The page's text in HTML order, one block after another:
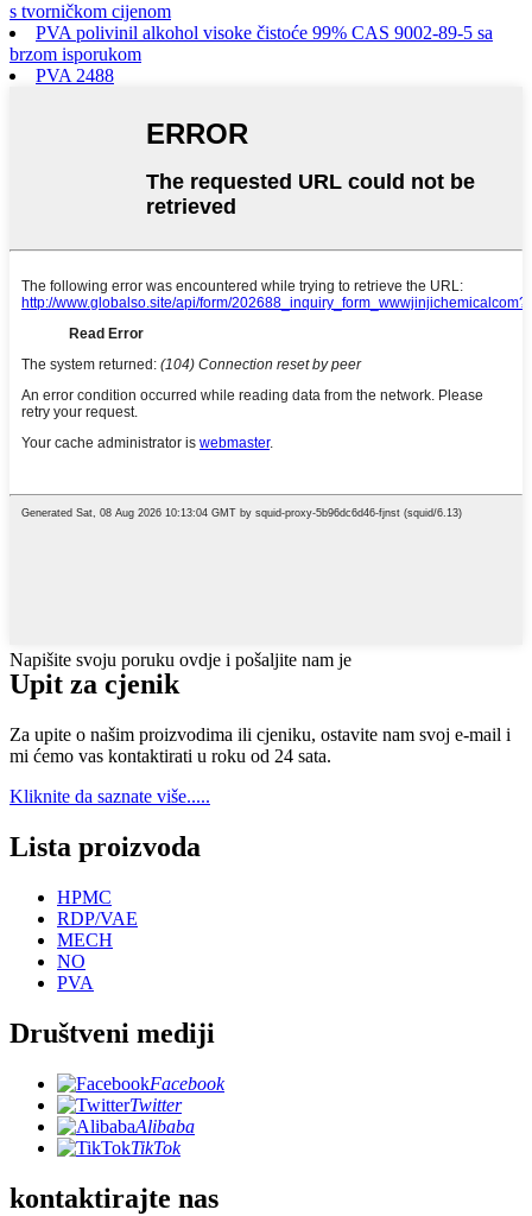
s tvorničkom cijenom
PVA polivinil alkohol visoke čistoće 99% CAS 9002-89-5 sa
brzom isporukom
PVA 2488
Napišite svoju poruku ovdje i pošaljite nam je
Upit za cjenik
Za upite o našim proizvodima ili cjeniku, ostavite nam svoj e-mail i
mi ćemo vas kontaktirati u roku od 24 sata.
Kliknite da saznate više.....
Lista proizvoda
HPMC
RDP/VAE
MECH
NO
PVA
Društveni mediji
Facebook
Twitter
Alibaba
TikTok
kontaktirajte nas